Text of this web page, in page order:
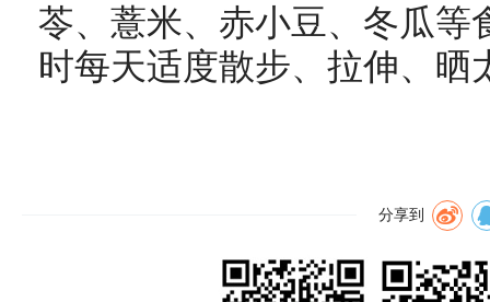
苓、薏米、赤小豆、冬瓜等
时每天适度散步、拉伸、晒
分享到